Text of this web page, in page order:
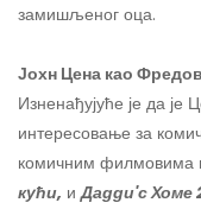
замишљеног оца.
Јохн Цена као
Изненађујуће је да
интересовање за
комичним филмовима
кући, иДадди'с Хоме